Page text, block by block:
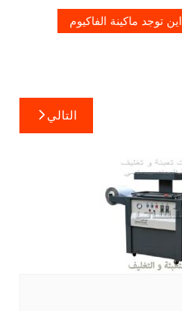
اين توجد ماكينة الفاكيوم
التالي